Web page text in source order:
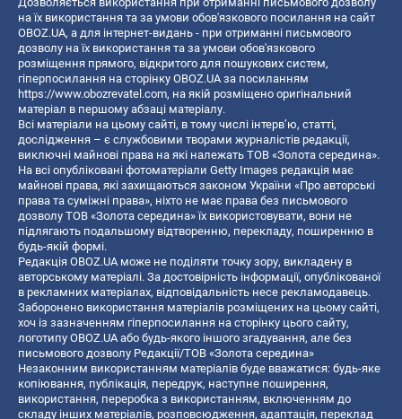
на їх використання та за умови обов'язкового посилання на сайт
OBOZ.UA, а для інтернет-видань - при отриманні письмового
дозволу на їх використання та за умови обов'язкового
розміщення прямого, відкритого для пошукових систем,
гіперпосилання на сторінку OBOZ.UA за посиланням
https://www.obozrevatel.com, на якій розміщено оригінальний
матеріал в першому абзаці матеріалу.
Всі матеріали на цьому сайті, в тому числі інтерв’ю, статті,
дослідження – є службовими творами журналістів редакції,
виключні майнові права на які належать ТОВ «Золота середина».
На всі опубліковані фотоматеріали Getty Images редакція має
майнові права, які захищаються законом України «Про авторські
права та суміжні права», ніхто не має права без письмового
дозволу ТОВ «Золота середина» їх використовувати, вони не
підлягають подальшому відтворенню, перекладу, поширенню в
будь-якій формі.
Редакція OBOZ.UA може не поділяти точку зору, викладену в
авторському матеріалі. За достовірність інформації, опублікованої
в рекламних матеріалах, відповідальність несе рекламодавець.
Заборонено використання матеріалів розміщених на цьому сайті,
хоч із зазначенням гіперпосилання на сторінку цього сайту,
логотипу OBOZ.UA або будь-якого іншого згадування, але без
письмового дозволу Редакції/ТОВ «Золота середина»
Незаконним використанням матеріалів буде вважатися: будь-яке
копiювання, публiкацiя, передрук, наступне поширення,
використання, переробка з використанням, включенням до
складу інших матеріалів, розповсюдження, адаптація, переклад